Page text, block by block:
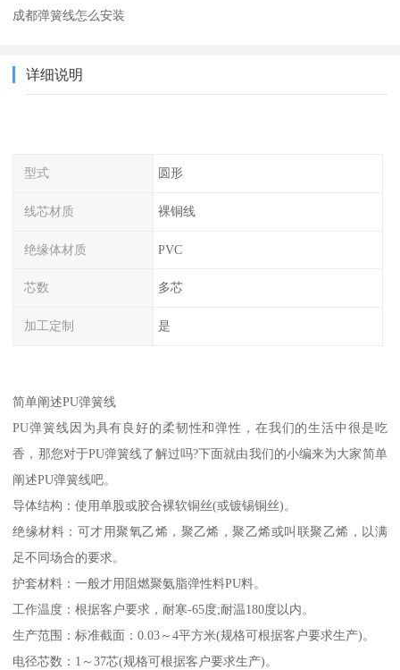
成都弹簧线怎么安装
详细说明
型式 圆形
线芯材质 裸铜线
绝缘体材质 PVC
芯数 多芯
加工定制 是
简单阐述PU弹簧线
PU弹簧线因为具有良好的柔韧性和弹性，在我们的生活中很是吃
香，那您对于PU弹簧线了解过吗?下面就由我们的小编来为大家简单
阐述PU弹簧线吧。
导体结构：使用单股或胶合裸软铜丝(或镀锡铜丝)。
绝缘材料：可才用聚氧乙烯，聚乙烯，聚乙烯或叫联聚乙烯，以满
足不同场合的要求。
护套材料：一般才用阻燃聚氨脂弹性料PU料。
工作温度：根据客户要求，耐寒-65度;耐温180度以内。
生产范围：标准截面：0.03～4平方米(规格可根据客户要求生产)。
电径芯数：1～37芯(规格可根据客户要求生产)。